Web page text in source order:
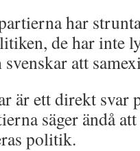
har
de har inte
att
är ett direkt svar
säger ändå
politik.